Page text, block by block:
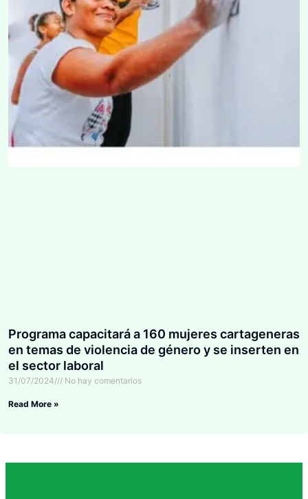
Programa capacitará a 160 mujeres cartageneras
en temas de violencia de género y se inserten en
el sector laboral
31/07/2024 No hay comentarios
Read More »